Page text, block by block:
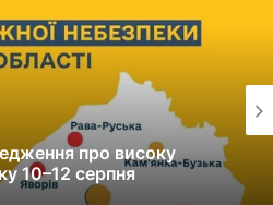
про високу
10–12 серпня